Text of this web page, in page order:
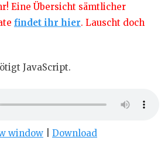
Eine Übersicht sämtlicher
findet ihr hier. Lauscht doch
JavaScript.
window
Download